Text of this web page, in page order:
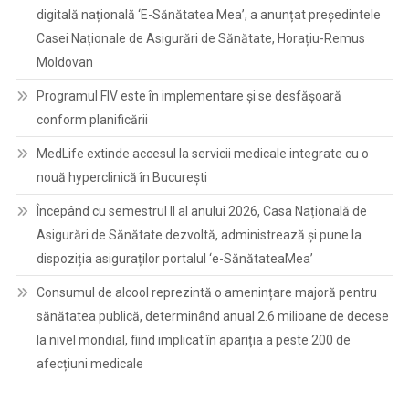
digitală națională ‘E-Sănătatea Mea’, a anunțat președintele
Casei Naționale de Asigurări de Sănătate, Horațiu-Remus
Moldovan
Programul FIV este în implementare și se desfășoară
conform planificării
MedLife extinde accesul la servicii medicale integrate cu o
nouă hyperclinică în București
Începând cu semestrul II al anului 2026, Casa Națională de
Asigurări de Sănătate dezvoltă, administrează și pune la
dispoziția asiguraților portalul ‘e-SănătateaMea’
Consumul de alcool reprezintă o amenințare majoră pentru
sănătatea publică, determinând anual 2.6 milioane de decese
la nivel mondial, fiind implicat în apariția a peste 200 de
afecțiuni medicale